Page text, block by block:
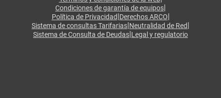
Condiciones de garantía de equipos|
Política de Privacidad|Derechos ARCO|
Sistema de consultas Tarifarias|Neutralidad de Red|
Sistema de Consulta de Deudas|Legal y regulatorio